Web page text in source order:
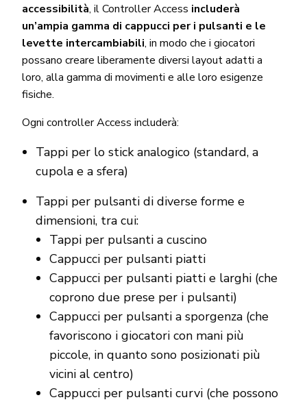
accessibilità, il Controller Access includerà
un’ampia gamma di cappucci per i pulsanti e le
levette intercambiabili, in modo che i giocatori
possano creare liberamente diversi layout adatti a
loro, alla gamma di movimenti e alle loro esigenze
fisiche.
Ogni controller Access includerà:
Tappi per lo stick analogico (standard, a
cupola e a sfera)
Tappi per pulsanti di diverse forme e
dimensioni, tra cui:
Tappi per pulsanti a cuscino
Cappucci per pulsanti piatti
Cappucci per pulsanti piatti e larghi (che
coprono due prese per i pulsanti)
Cappucci per pulsanti a sporgenza (che
favoriscono i giocatori con mani più
piccole, in quanto sono posizionati più
vicini al centro)
Cappucci per pulsanti curvi (che possono